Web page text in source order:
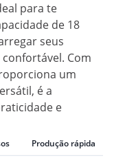
para te
de 18
seus
Com
um
é a
e
Produção rápida